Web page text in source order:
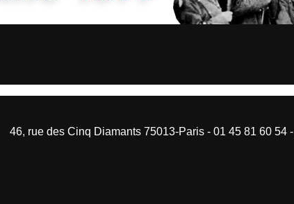
rue des Cinq Diamants 75013-Paris - 01 45 81 60 54 -